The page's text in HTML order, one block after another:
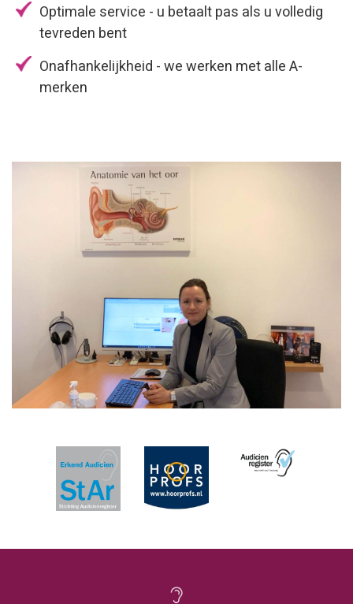
Optimale service - u betaalt pas als u volledig
tevreden bent
Onafhankelijkheid - we werken met alle A-
merken